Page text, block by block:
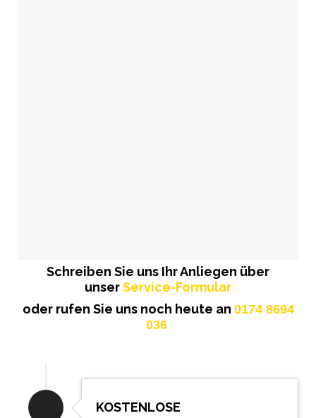
Schreiben Sie uns Ihr Anliegen über
unserService-Formular
oder rufen Sie uns noch heute an 0174 8694
036
KOSTENLOSE